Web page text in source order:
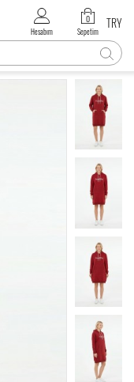
Hesabım
0
Sepetim
TRY